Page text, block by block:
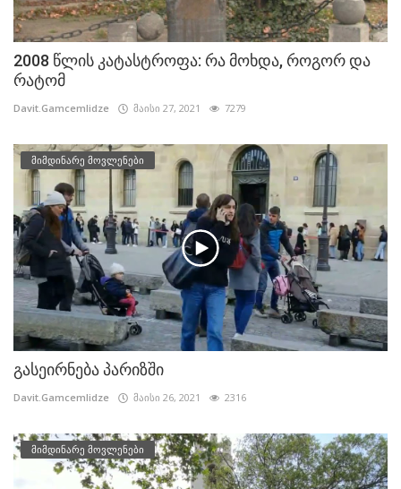
2008 წლის კატასტროფა: რა მოხდა, როგორ და
რატომ
Davit.Gamcemlidze მაისი 27, 2021 7279
მიმდინარე მოვლენები
გასეირნება პარიზში
Davit.Gamcemlidze მაისი 26, 2021 2316
მიმდინარე მოვლენები